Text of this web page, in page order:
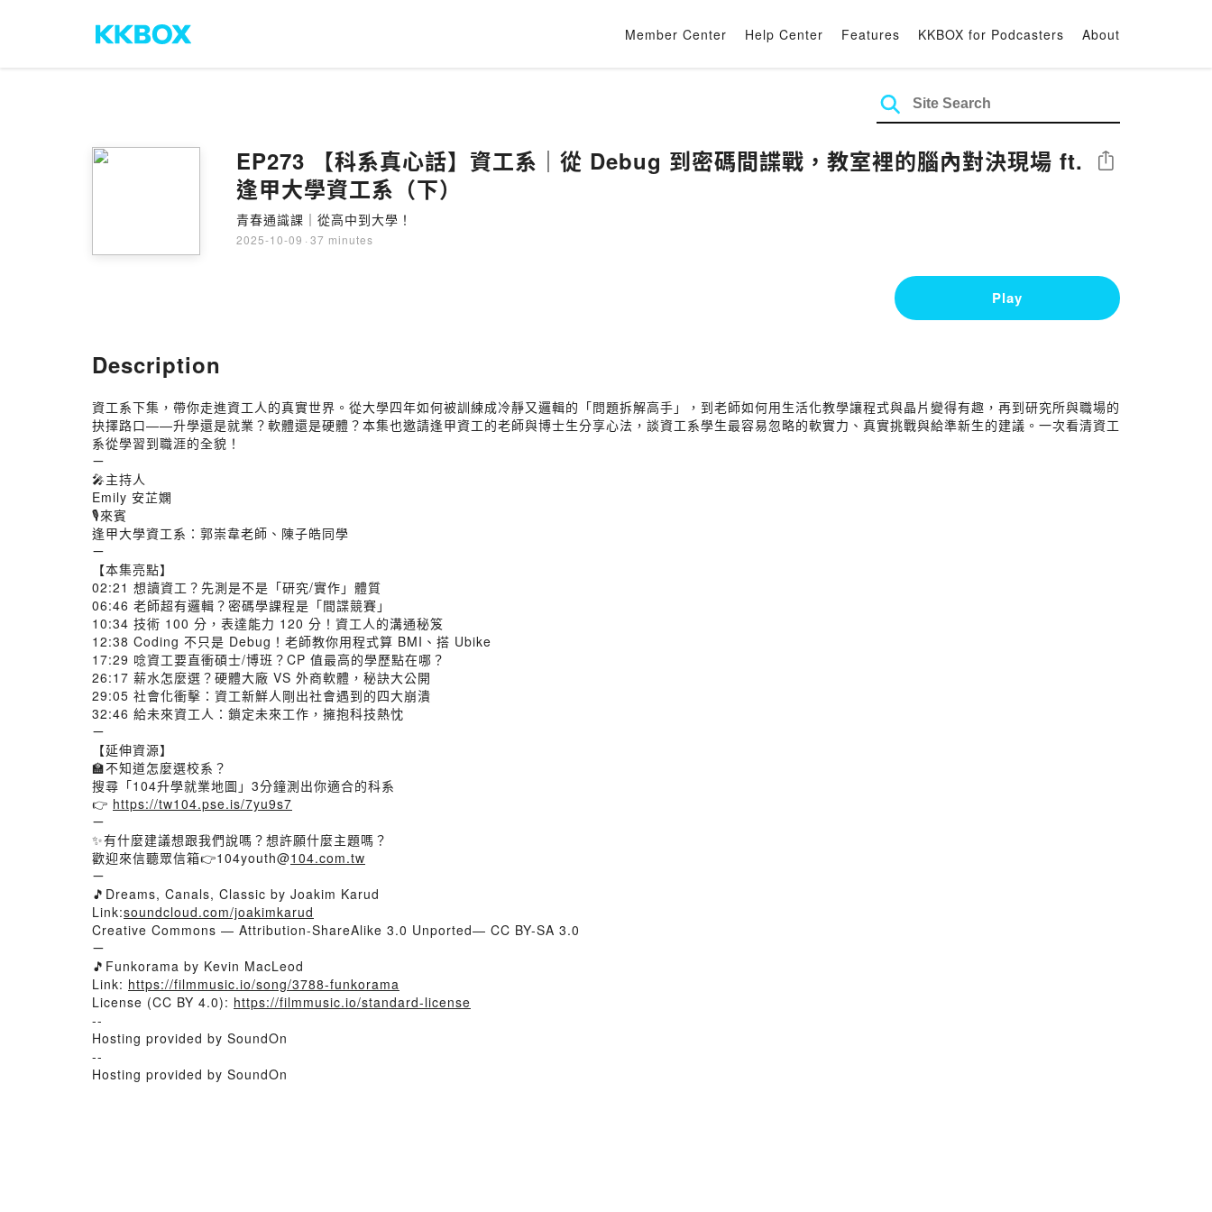
Member Center Help Center Features KKBOX for Podcasters About
EP273 【科系真心話】資工系｜從 Debug 到密碼間諜戰，教室裡的腦內對決現場 ft.
逢甲大學資工系（下）
青春通識課｜從高中到大學！
2025-10-09 · 37 minutes
Share
Play
Description
資工系下集，帶你走進資工人的真實世界。從大學四年如何被訓練成冷靜又邏輯的「問題拆解高手」，到老師如何用生活化教學讓程式與晶片變得有趣，再到研究所與職場的
抉擇路口——升學還是就業？軟體還是硬體？本集也邀請逢甲資工的老師與博士生分享心法，談資工系學生最容易忽略的軟實力、真實挑戰與給準新生的建議。一次看清資工
系從學習到職涯的全貌！
ㄧ
🎤主持人
Emily 安芷嫻
🎙來賓
逢甲大學資工系：郭崇韋老師、陳子皓同學
ㄧ
【本集亮點】
02:21 想讀資工？先測是不是「研究/實作」體質
06:46 老師超有邏輯？密碼學課程是「間諜競賽」
10:34 技術 100 分，表達能力 120 分！資工人的溝通秘笈
12:38 Coding 不只是 Debug！老師教你用程式算 BMI、搭 Ubike
17:29 唸資工要直衝碩士/博班？CP 值最高的學歷點在哪？
26:17 薪水怎麼選？硬體大廠 VS 外商軟體，秘訣大公開
29:05 社會化衝擊：資工新鮮人剛出社會遇到的四大崩潰
32:46 給未來資工人：鎖定未來工作，擁抱科技熱忱
ㄧ
【延伸資源】
🏫不知道怎麼選校系？
搜尋「104升學就業地圖」3分鐘測出你適合的科系
👉 https://tw104.pse.is/7yu9s7
ㄧ
✨有什麼建議想跟我們說嗎？想許願什麼主題嗎？
歡迎來信聽眾信箱👉104youth@104.com.tw
ㄧ
🎵Dreams, Canals, Classic by Joakim Karud
Link:soundcloud.com/joakimkarud
Creative Commons — Attribution-ShareAlike 3.0 Unported— CC BY-SA 3.0
ㄧ
🎵Funkorama by Kevin MacLeod
Link: https://filmmusic.io/song/3788-funkorama
License (CC BY 4.0): https://filmmusic.io/standard-license
--
Hosting provided by SoundOn
--
Hosting provided by SoundOn